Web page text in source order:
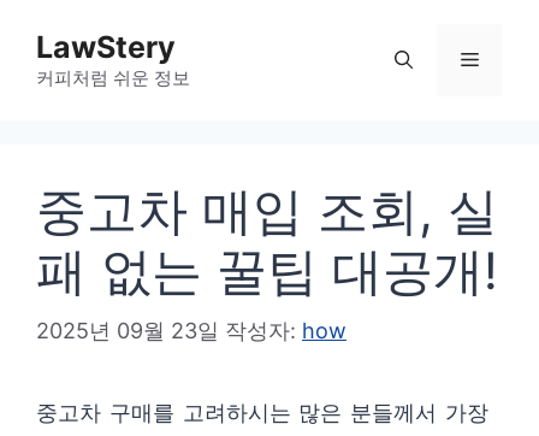
LawStery
커피처럼 쉬운 정보
메
중고차 매입 조회, 실
패 없는 꿀팁 대공개!
2025년 09월 23일 작성자: how
중고차 구매를 고려하시는 많은 분들께서 가장